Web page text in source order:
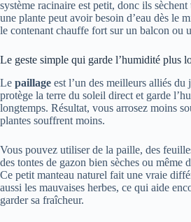
système racinaire est petit, donc ils
une plante peut avoir besoin d’eau dès le
le contenant chauffe fort sur un balcon ou
Le geste simple qui garde l’humidité plus
Le paillage est l’un des meilleurs alliés du
protège la terre du soleil direct et garde
longtemps. Résultat, vous arrosez moins
plantes souffrent moins.
Vous pouvez utiliser de la paille, des
des tontes de gazon bien sèches ou même
Ce petit manteau naturel fait une vraie
aussi les mauvaises herbes, ce qui aide
garder sa fraîcheur.